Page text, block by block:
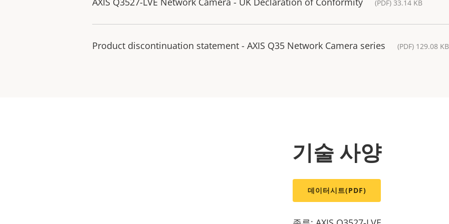
(PDF) 33.14 KB
Product discontinuation statement - AXIS Q35 Network Camera series (PDF) 129.08 KB
기술 사양
데이터시트(PDF)